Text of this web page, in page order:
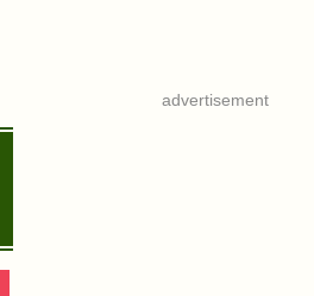
advertisement